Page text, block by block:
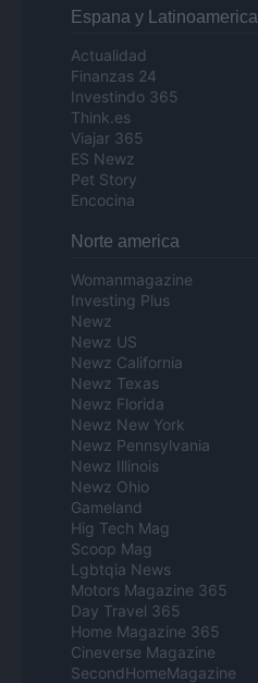
Espana y Latinoamerica
Actualidad
Finanzas 24
Investindo 365
Think.es
Viajar 365
ES Newz
Pet Story
Encocina
Norte america
Womanmagazine
Investing Plus
Newz
Newz US
Newz California
Newz Texas
Newz Florida
Newz New York
Newz Pennsylvania
Newz Illinois
Newz Ohio
Gameland
Hig Tech Mag
Scoop Mag
Lgbtqia News
Motors Magazine 365
Day Travel 365
Home Magazine 365
Cineverse Magazine
SecondHomeMagazine